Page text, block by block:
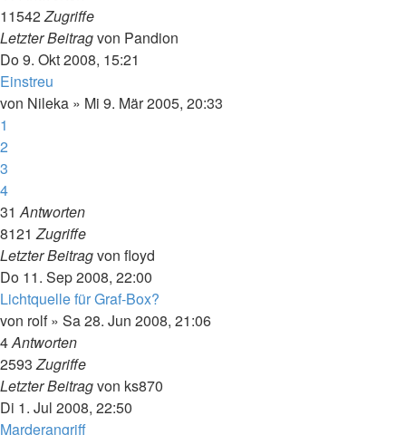
11542Zugriffe
Letzter Beitragvon Pandion
Do 9. Okt 2008, 15:21
Einstreu
von Nileka » Mi 9. Mär 2005, 20:33
1
2
3
4
31Antworten
8121Zugriffe
Letzter Beitragvon floyd
Do 11. Sep 2008, 22:00
Lichtquelle für Graf-Box?
von rolf» Sa 28. Jun 2008, 21:06
4Antworten
2593Zugriffe
Letzter Beitragvon ks870
Di 1. Jul 2008, 22:50
Marderangriff